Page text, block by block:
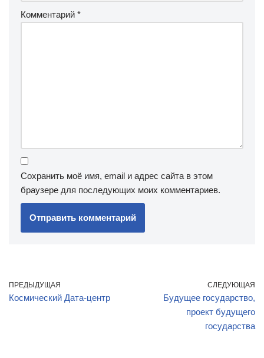
Комментарий *
Сохранить моё имя, email и адрес сайта в этом
браузере для последующих моих комментариев.
ПРЕДЫДУЩАЯ
Космический Дата-центр
СЛЕДУЮЩАЯ
Будущее государство,
проект будущего
государства